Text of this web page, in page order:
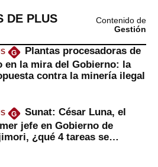
DE PLUS
Contenido de
Gestión
G
Plantas procesadoras de
en la mira del Gobierno: la
contra la minería ilegal
G
Sunat: César Luna, el
jefe en Gobierno de
¿qué 4 tareas se